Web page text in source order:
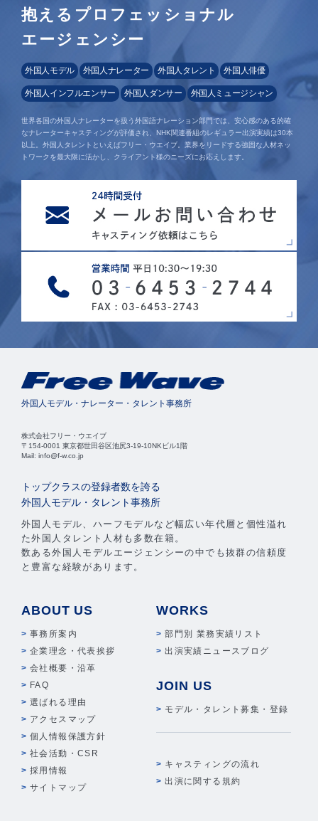
抱えるプロフェッショナル
エージェンシー
外国人モデル 外国人ナレーター 外国人タレント 外国人俳優
外国人インフルエンサー 外国人ダンサー 外国人ミュージシャン
世界各国の外国人ナレーターを扱う外国語ナレーション部門では、安心感のある的確
なナレーターキャスティングが評価され、NHK関連番組のレギュラー出演実績は30本
以上。外国人タレントといえばフリー・ウエイブ。業界をリードする強固な人材ネッ
トワークを最大限に活かし、クライアント様のニーズにお応えします。
外国人モデル・ナレーター・タレント事務所
株式会社フリー・ウエイブ
〒154-0001 東京都世田谷区池尻3-19-10NKビル1階
Mail: info@f-w.co.jp
トップクラスの登録者数を誇る
外国人モデル・タレント事務所
外国人モデル、ハーフモデルなど幅広い年代層と個性溢れ
た外国人タレント人材も多数在籍。
数ある外国人モデルエージェンシーの中でも抜群の信頼度
と豊富な経験があります。
ABOUT US
事務所案内
企業理念・代表挨拶
会社概要・沿革
FAQ
選ばれる理由
アクセスマップ
個人情報保護方針
社会活動・CSR
採用情報
サイトマップ
WORKS
部門別 業務実績リスト
出演実績ニュースブログ
JOIN US
モデル・タレント募集・登録
キャスティングの流れ
出演に関する規約